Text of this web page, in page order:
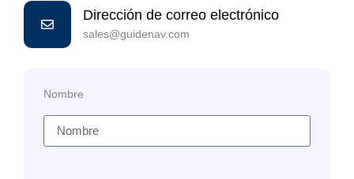
Dirección de correo electrónico
sales@guidenav.com
Nombre